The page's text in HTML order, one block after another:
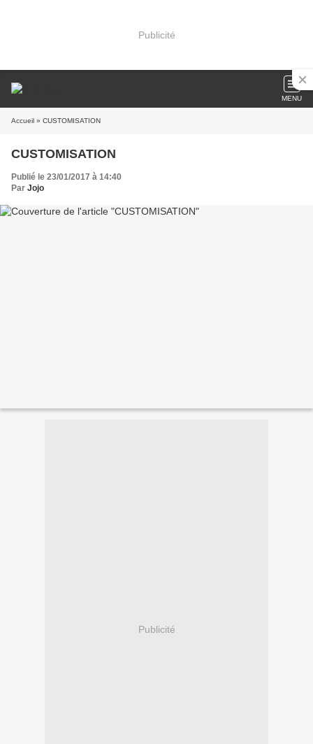
Publicité
MENU
Accueil » CUSTOMISATION
CUSTOMISATION
Publié le 23/01/2017 à 14:40
Par Jojo
Publicité